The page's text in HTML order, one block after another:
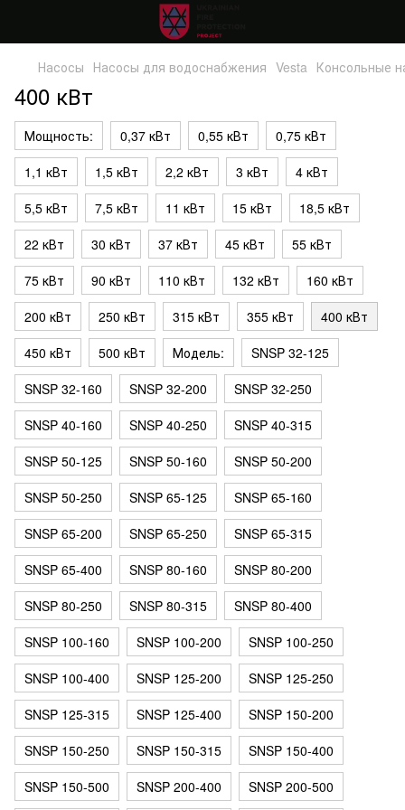
Насосы Насосы для водоснабжения Vesta Консольные
400 кВт
Мощность: 0,37 кВт 0,55 кВт
0,75 кВт
1,1 кВт
1,5 кВт 2,2 кВт 3 кВт
4 кВт
5,5 кВт
7,5 кВт 11 кВт 15 кВт
18,5 кВт
22 кВт
30 кВт 37 кВт 45 кВт
55 кВт
75 кВт
90 кВт 110 кВт 132 кВт
160 кВт
200 кВт
250 кВт 315 кВт 355 кВт
400 кВт
450 кВт
500 кВт Модель:
SNSP 32-125
SNSP 32-160
SNSP 32-200
SNSP 32-250
SNSP 40-160
SNSP 40-250
SNSP 40-315
SNSP 50-125
SNSP 50-160
SNSP 50-200
SNSP 50-250
SNSP 65-125
SNSP 65-160
SNSP 65-200
SNSP 65-250
SNSP 65-315
SNSP 65-400
SNSP 80-160
SNSP 80-200
SNSP 80-250
SNSP 80-315
SNSP 80-400
SNSP 100-160
SNSP 100-200
SNSP 100-250
SNSP 100-400
SNSP 125-200
SNSP 125-250
SNSP 125-315
SNSP 125-400
SNSP 150-200
SNSP 150-250
SNSP 150-315
SNSP 150-400
SNSP 150-500
SNSP 200-400 SNSP 200-500